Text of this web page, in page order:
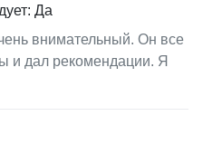
Да
внимательный. Он все
и дал рекомендации. Я